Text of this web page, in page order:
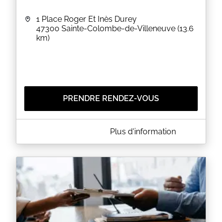
1 Place Roger Et Inès Durey
47300Sainte-Colombe-de-Villeneuve (13.6
km)
PRENDRE RENDEZ-VOUS
A PROPOS DE MAIRIE DE SAINTE-COLOMBE-DE-
La Mairie met à votre disposition un photomaton
pour pouvoir faire vos photos sur place.
Les retraits se font sans rendez-vous sur les
horaires d'ouverture.
EN SAVOIR PLUS
Plus d'information